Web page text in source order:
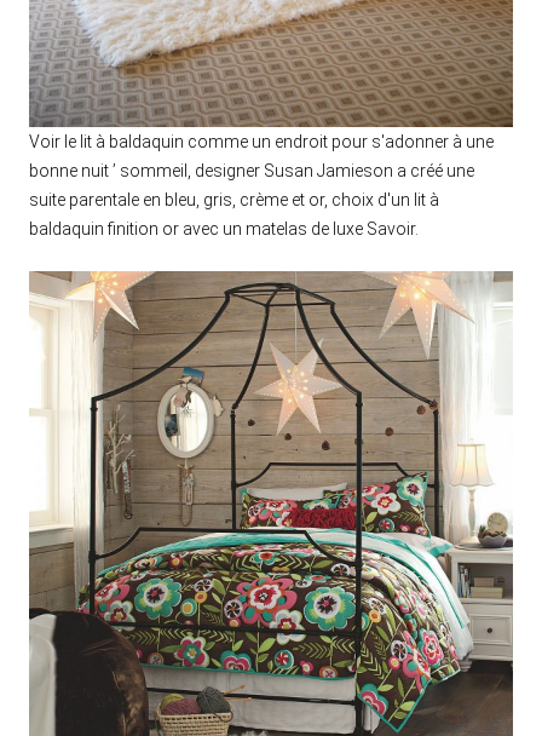
Voir le lit à baldaquin comme un endroit pour s'adonner à une
bonne nuit ’ sommeil, designer Susan Jamieson a créé une
suite parentale en bleu, gris, crème et or, choix d'un lit à
baldaquin finition or avec un matelas de luxe Savoir.